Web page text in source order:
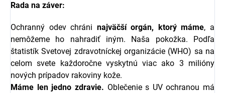
Rada na záver:
Ochranný odev chráni najväčší orgán, ktorý máme, a
nemôžeme ho nahradiť iným. Naša pokožka. Podľa
štatistík Svetovej zdravotníckej organizácie (WHO) sa na
celom svete každoročne vyskytnú viac ako 3 milióny
nových prípadov rakoviny kože.
Máme len jedno zdravie. Oblečenie s UV ochranou má